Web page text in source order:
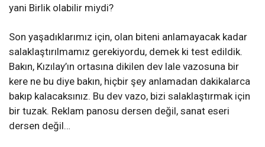
yani Birlik olabilir miydi?
Son yaşadıklarımız için, olan biteni anlamayacak kadar
salaklaştırılmamız gerekiyordu, demek ki test edildik.
Bakın, Kızılay’ın ortasına dikilen dev lale vazosuna bir
kere ne bu diye bakın, hiçbir şey anlamadan dakikalarca
bakıp kalacaksınız. Bu dev vazo, bizi salaklaştırmak için
bir tuzak. Reklam panosu dersen değil, sanat eseri
dersen değil…